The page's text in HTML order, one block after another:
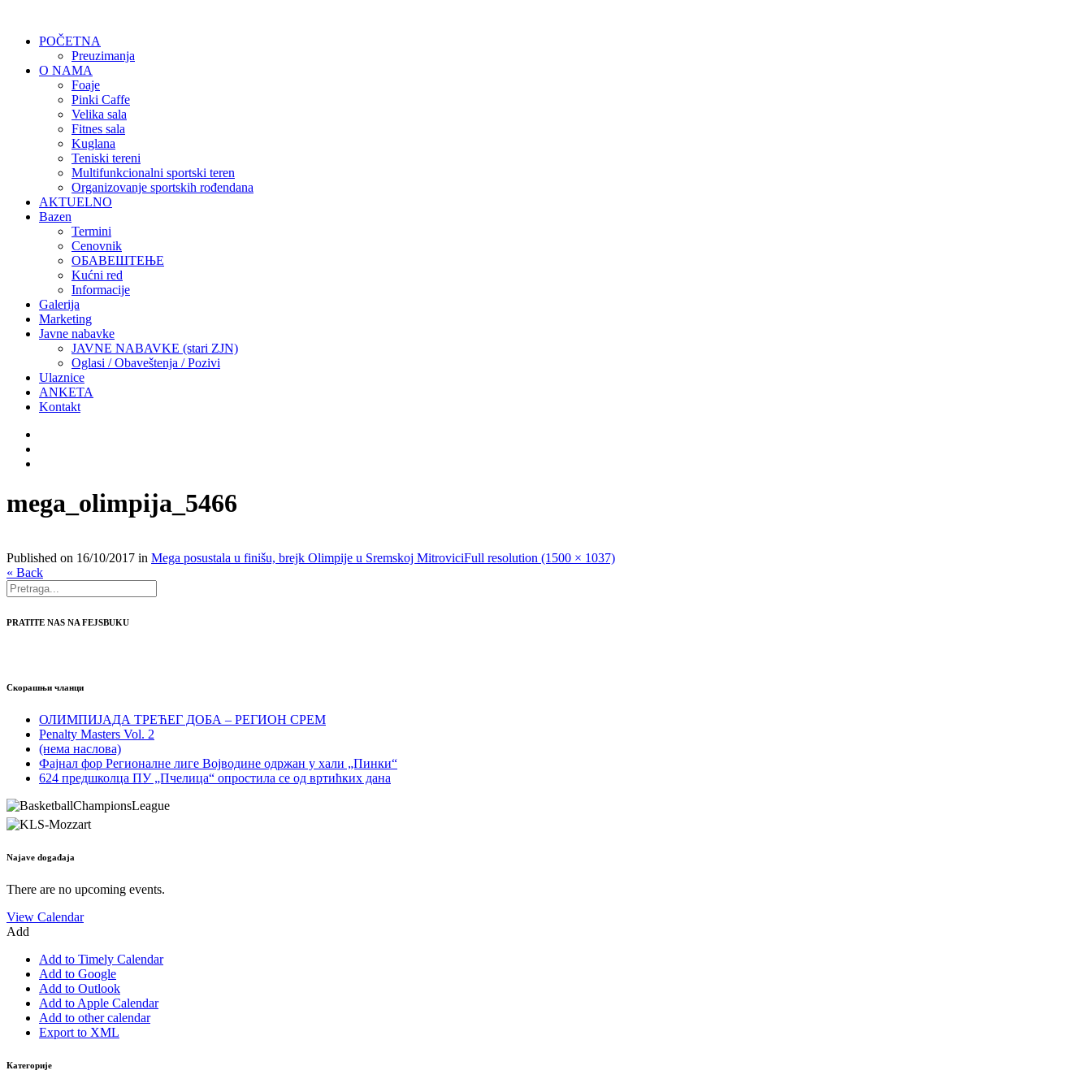
POČETNA
Preuzimanja
O NAMA
Foaje
Pinki Caffe
Velika sala
Fitnes sala
Kuglana
Teniski tereni
Multifunkcionalni sportski teren
Organizovanje sportskih rođendana
AKTUELNO
Bazen
Termini
Cenovnik
ОБАВЕШТЕЊЕ
Kućni red
Informacije
Galerija
Marketing
Javne nabavke
JAVNE NABAVKE (stari ZJN)
Oglasi / Obaveštenja / Pozivi
Ulaznice
ANKETA
Kontakt
mega_olimpija_5466
Published on 16/10/2017 in Mega posustala u finišu, brejk Olimpije u Sremskoj MitroviciFull resolution (1500 × 1037)
« Back
PRATITE NAS NA FEJSBUKU
Скорашњи чланци
ОЛИМПИЈАДА ТРЕЋЕГ ДОБА – РЕГИОН СРЕМ
Penalty Masters Vol. 2
(нема наслова)
Фајнал фор Регионалне лиге Војводине одржан у хали „Пинки“
624 предшколца ПУ „Пчелица“ опростила се од вртићких дана
Najave događaja
There are no upcoming events.
View Calendar
Add
Add to Timely Calendar
Add to Google
Add to Outlook
Add to Apple Calendar
Add to other calendar
Export to XML
Категорије